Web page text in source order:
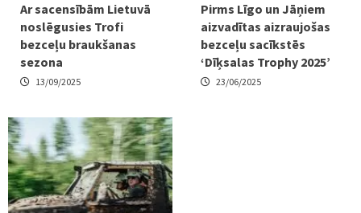
Ar sacensībām Lietuvā
noslēgusies Trofi
bezceļu braukšanas
sezona
13/09/2025
Pirms Līgo un Jāņiem
aizvadītas aizraujošas
bezceļu sacīkstēs
‘Dīķsalas Trophy 2025’
23/06/2025